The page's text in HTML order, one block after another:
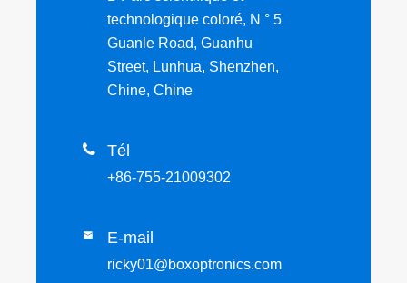
technologique coloré, N ° 5
Guanle Road, Guanhu
Street, Lunhua, Shenzhen,
Chine, Chine
 Tél
+86-755-21009302
 E-mail
ricky01@boxoptronics.com